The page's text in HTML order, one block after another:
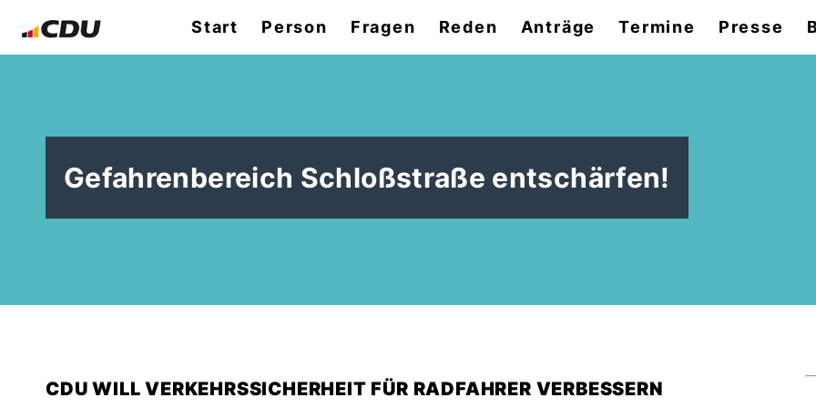
Start Person Fragen Reden Anträge Termine Presse
Gefahrenbereich Schloßstraße entschärfen!
CDU WILL VERKEHRSSICHERHEIT FÜR RADFAHRER VERBESSERN